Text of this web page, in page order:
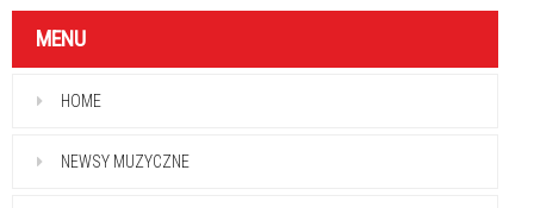
MENU
HOME
NEWSY MUZYCZNE